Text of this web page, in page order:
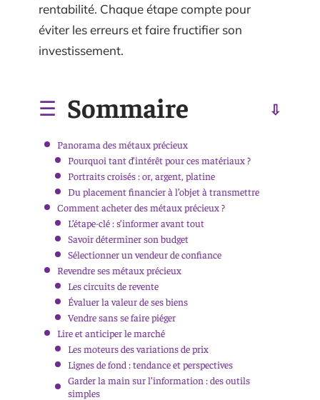
rentabilité. Chaque étape compte pour
éviter les erreurs et faire fructifier son
investissement.
Sommaire
Panorama des métaux précieux
Pourquoi tant d’intérêt pour ces matériaux ?
Portraits croisés : or, argent, platine
Du placement financier à l’objet à transmettre
Comment acheter des métaux précieux ?
L’étape-clé : s’informer avant tout
Savoir déterminer son budget
Sélectionner un vendeur de confiance
Revendre ses métaux précieux
Les circuits de revente
Évaluer la valeur de ses biens
Vendre sans se faire piéger
Lire et anticiper le marché
Les moteurs des variations de prix
Lignes de fond : tendance et perspectives
Garder la main sur l’information : des outils
simples